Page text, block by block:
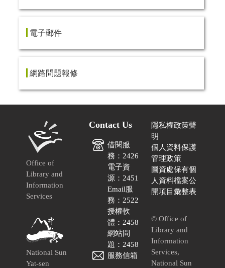
電子郵件
網路問題報修
Office of
Library and
Information
Services
National Sun
Yat-sen
Contact Us
借閱服
務：2426
電子資
源：2451
Email服
務：2522
授權軟
體：2458
網站問
題：2458
服務信箱
隱私權政策聲
明
個人資料保護
管理政策
圖資處保有個
人資料檔案公
開項目彙整表
© Office of
Library and
Information
Services,
National Sun